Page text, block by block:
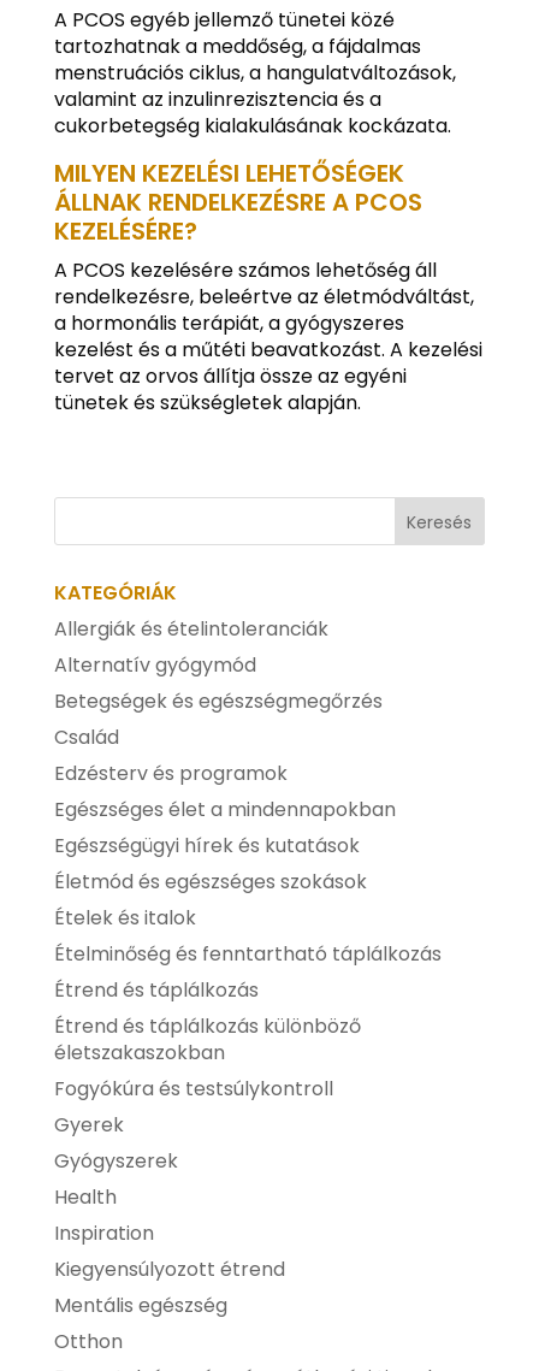
A PCOS egyéb jellemző tünetei közé
tartozhatnak a meddőség, a fájdalmas
menstruációs ciklus, a hangulatváltozások,
valamint az inzulinrezisztencia és a
cukorbetegség kialakulásának kockázata.
MILYEN KEZELÉSI LEHETŐSÉGEK
ÁLLNAK RENDELKEZÉSRE A PCOS
KEZELÉSÉRE?
A PCOS kezelésére számos lehetőség áll
rendelkezésre, beleértve az életmódváltást,
a hormonális terápiát, a gyógyszeres
kezelést és a műtéti beavatkozást. A kezelési
tervet az orvos állítja össze az egyéni
tünetek és szükségletek alapján.
KATEGÓRIÁK
Allergiák és ételintoleranciák
Alternatív gyógymód
Betegségek és egészségmegőrzés
Család
Edzésterv és programok
Egészséges élet a mindennapokban
Egészségügyi hírek és kutatások
Életmód és egészséges szokások
Ételek és italok
Ételminőség és fenntartható táplálkozás
Étrend és táplálkozás
Étrend és táplálkozás különböző
életszakaszokban
Fogyókúra és testsúlykontroll
Gyerek
Gyógyszerek
Health
Inspiration
Kiegyensúlyozott étrend
Mentális egészség
Otthon